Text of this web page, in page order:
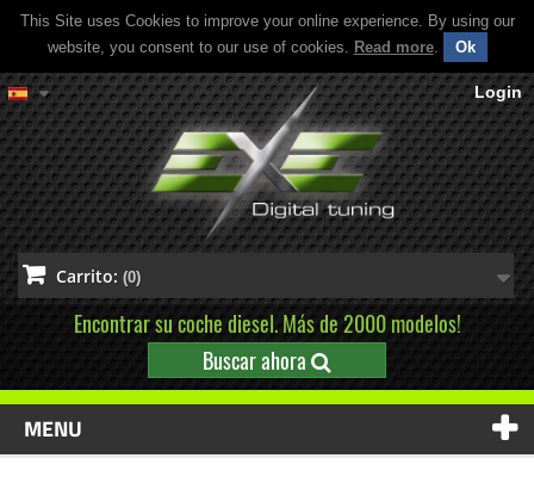
This Site uses Cookies to improve your online experience. By using our
website, you consent to our use of cookies. Read more. Ok
Login
Carrito: (0)
Encontrar su coche diesel. Más de 2000 modelos!
Buscar ahora
MENU